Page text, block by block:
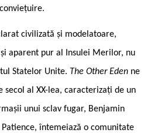
civilizată și modelatoare,
aparent pur al Insulei Merilor, nu
Statelor Unite. The Other Eden ne
al XX-lea, caracterizați de un
unui sclav fugar, Benjamin
întemeiază o comunitate